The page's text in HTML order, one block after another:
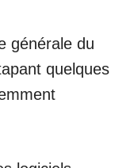
générale du
quelques